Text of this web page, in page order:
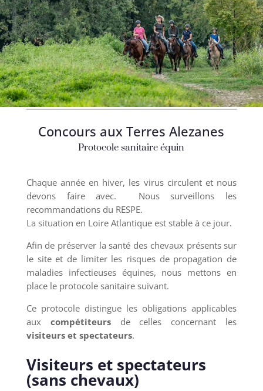
Concours aux Terres Alezanes
Protocole sanitaire équin
Chaque année en hiver, les virus circulent et nous
devons faire avec. Nous surveillons les
recommandations du RESPE.
La situation en Loire Atlantique est stable à ce jour.
Afin de préserver la santé des chevaux présents sur
le site et de limiter les risques de propagation de
maladies infectieuses équines, nous mettons en
place le protocole sanitaire suivant.
Ce protocole distingue les obligations applicables
aux compétiteursde celles concernant les
visiteurs et spectateurs.
Visiteurs et spectateurs
(sans chevaux)